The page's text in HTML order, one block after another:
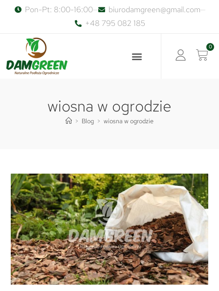
Pon-Pt: 8:00-16:00
biurodamgreen@gmail.com
+48 795 082 185
0
wiosna w ogrodzie
> Blog > wiosna w ogrodzie